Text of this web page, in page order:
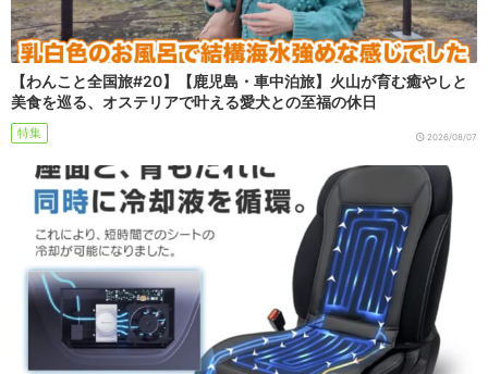
【わんこと全国旅#20】【鹿児島・車中泊旅】火山が育む癒やしと
美食を巡る、オステリアで叶える愛犬との至福の休日
特集 2026/08/07